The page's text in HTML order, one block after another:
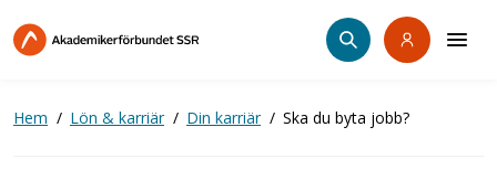
till
Hem Lön & karriär Din karriär Ska du byta jobb?